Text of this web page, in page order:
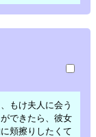
もけ夫人に会う
ができたら、彼女
頬擦りしたくて